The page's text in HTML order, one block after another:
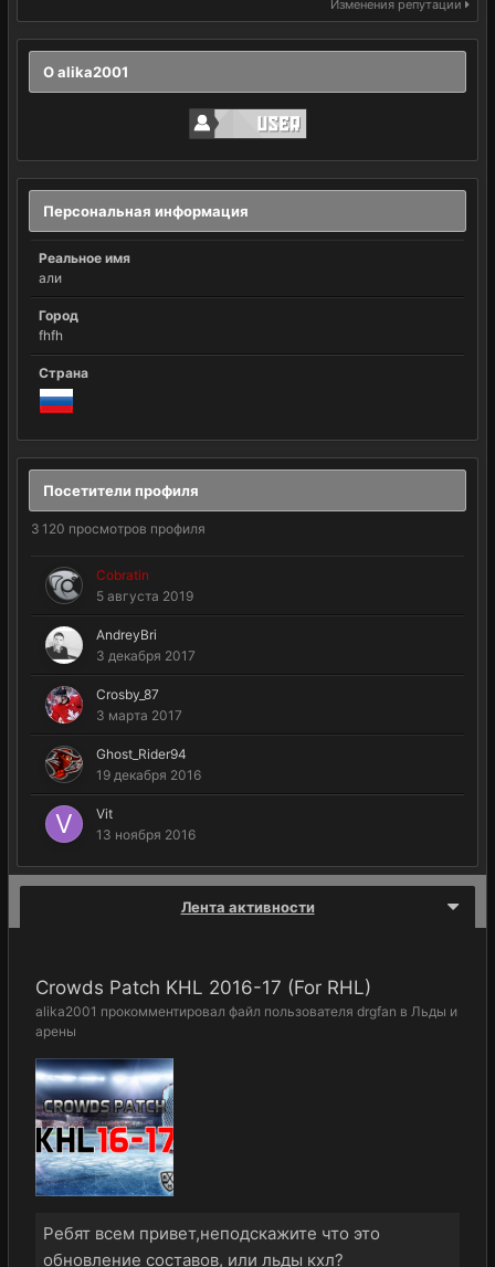
Изменения репутации
О alika2001
Персональная информация
Реальное имя
али
Город
fhfh
Страна
Посетители профиля
3 120 просмотров профиля
Cobratin
5 августа 2019
AndreyBri
3 декабря 2017
Crosby_87
3 марта 2017
Ghost_Rider94
19 декабря 2016
Vit
13 ноября 2016
Лента активности
Crowds Patch KHL 2016-17 (For RHL)
alika2001 прокомментировал файл пользователя drgfan в Льды и
арены
Ребят всем привет,неподскажите что это
обновление составов, или льды кхл?